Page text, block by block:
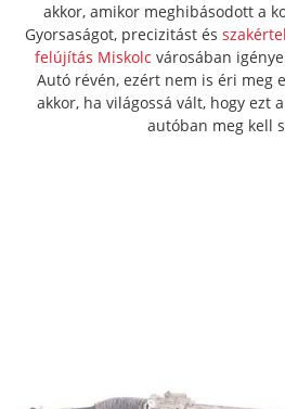
akkor, amikor meghibásodott a
Gyorsaságot, precizitást és
felújítás Miskolc városában
Autó révén, ezért nem is éri meg
akkor, ha világossá vált, hogy ezt
autóban meg kell